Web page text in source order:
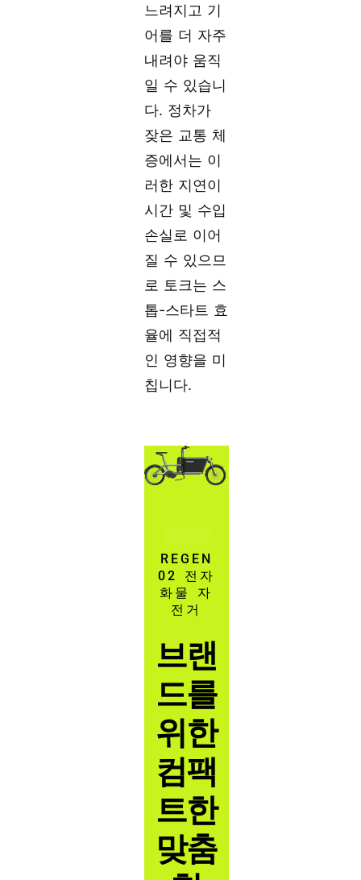
느려지고 기
어를 더 자주
내려야 움직
일 수 있습니
다. 정차가
잦은 교통 체
증에서는 이
러한 지연이
시간 및 수입
손실로 이어
질 수 있으므
로 토크는 스
톱-스타트 효
율에 직접적
인 영향을 미
칩니다.
REGEN
02 전자
화물 자
전거
브랜
드를
위한
컴팩
트한
맞춤